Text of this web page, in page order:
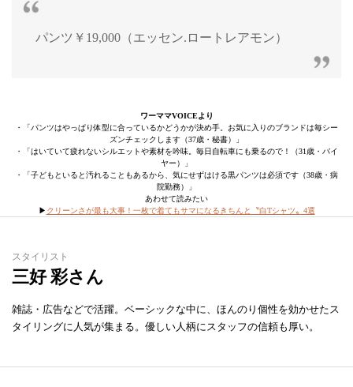
パンツ￥19,000（エッセン.ロートレアモン）
ワーママVOICEより
・「パンツはやっぱり体型に合っているかどうかが決め手。お気に入りのブランドは毎シー
ズンチェックします（37歳・秘書）」
・「はいていて疲れないシルエットや素材を吟味。毎日自転車にも乗るので！（31歳・バイ
ヤー）」
・「子どもといると汚れることもあるから、気にせずはける黒パンツは必須です（38歳・病
院勤務）」
あわせて読みたい
▶︎ クリーンさが最も大事！一枚で着てもサマになるきちんと〝白Tシャツ〟4選
スタイリスト
三好 彩さん
雑誌・広告などで活躍。ベーシックな中に、ほんのり個性を効かせたス
タイリングに人気が集まる。優しい人柄にスタッフの信頼も厚い。